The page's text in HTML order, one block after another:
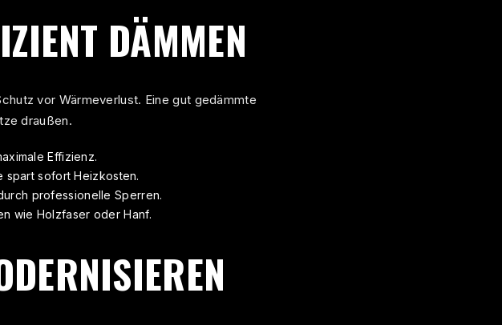
DÄMMEN
vor Wärmeverlust. Eine gut gedämmte
draußen.
Effizienz.
spart sofort Heizkosten.
professionelle Sperren.
wie Holzfaser oder Hanf.